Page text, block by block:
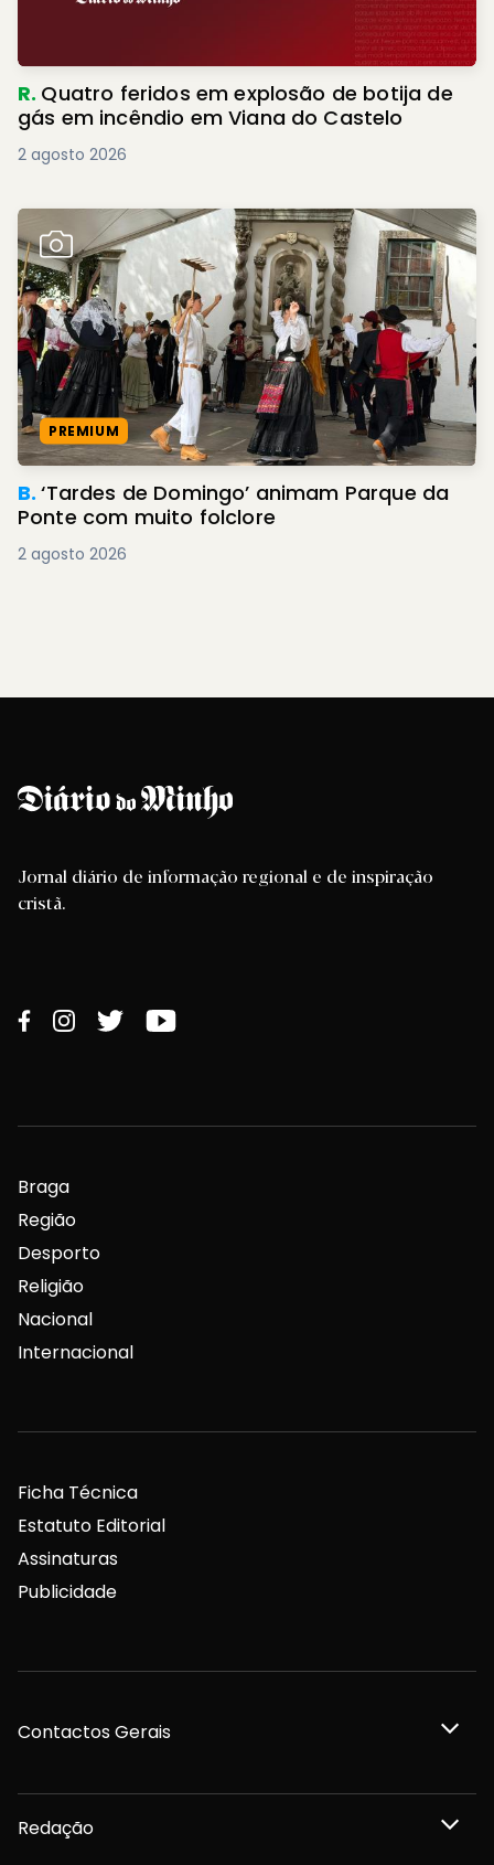
R. Quatro feridos em explosão de botija de
gás em incêndio em Viana do Castelo
2 agosto 2026
PREMIUM
B.‘Tardes de Domingo’ animam Parque da
Ponte com muito folclore
2 agosto 2026
Jornal diário de informação regional e de inspiração
cristã.
Braga
Região
Desporto
Religião
Nacional
Internacional
Ficha Técnica
Estatuto Editorial
Assinaturas
Publicidade
Contactos Gerais
Redação